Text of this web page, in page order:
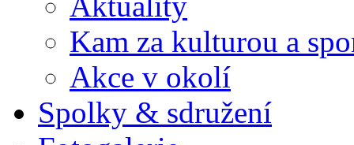
Kam za kulturou a
Akce v okolí
Spolky & sdružení